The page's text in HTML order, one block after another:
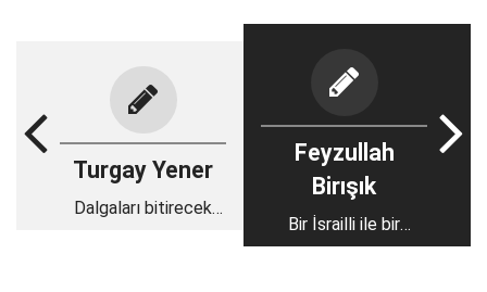
Turgay Yener
Dalgaları bitirecek
Feyzullah
Birışık
Bir İsrailli ile bir
mikrobun inanılmaz